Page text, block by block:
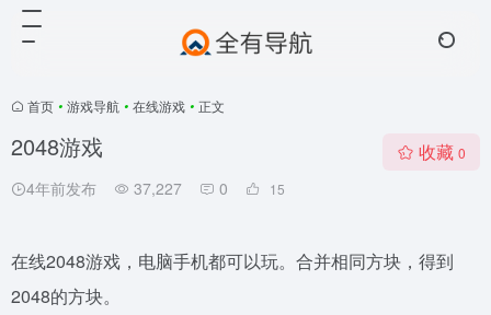
首页 • 游戏导航 • 在线游戏 • 正文
2048游戏
4年前发布 37,227 0 15
收藏 0
在线2048游戏，电脑手机都可以玩。合并相同方块，得到
2048的方块。